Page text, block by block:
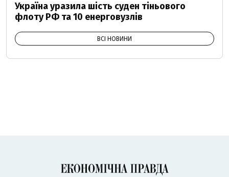
Україна уразила шість суден тіньового
флоту РФ та 10 енерговузлів
ВСІ НОВИНИ